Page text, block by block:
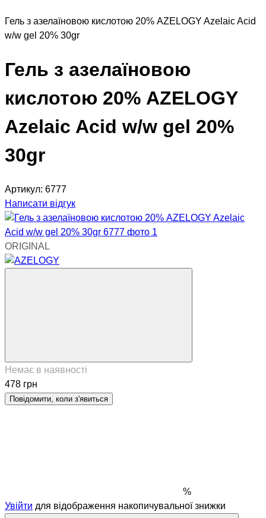
Гель з азелаїновою кислотою 20% AZELOGY Azelaic Acid
w/w gel 20% 30gr
Гель з азелаїновою
кислотою 20% AZELOGY
Azelaic Acid w/w gel 20%
30gr
Артикул: 6777
Написати відгук
ORIGINAL
Немає в наявності
478 грн
Повідомити, коли з'явиться
%
Увійти для відображення накопичувальної знижки